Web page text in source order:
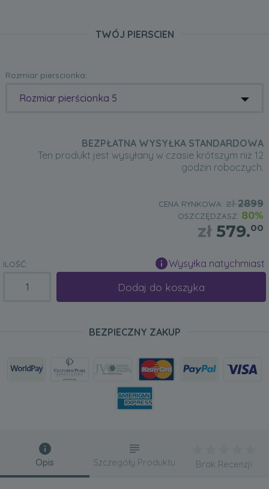
TWÓJ PIERSCIEN
Rozmiar pierscionka:
Rozmiar pierścionka 5
BEZPŁATNA WYSYŁKA STANDARDOWA
Ten produkt jest wysyłany w czasie krótszym niż 12
godzin roboczych.
CENA RYNKOWA: zł2899
OSZCZĘDZASZ: 80%
zł 579.00
ILOŚĆ: Wysyłka natychmiast
Dodaj do koszyka
BEZPIECZNY ZAKUP
Opis Szczegóły Produktu Brak Recenzji